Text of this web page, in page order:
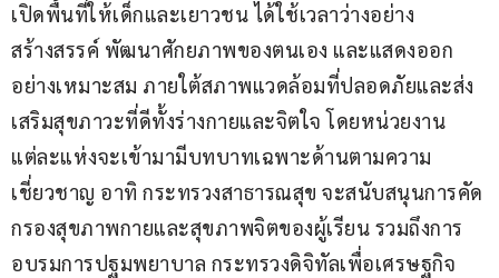
เปิดพื้นที่ให้เด็กและเยาวชน ได้ใช้เวลาว่างอย่าง
สร้างสรรค์ พัฒนาศักยภาพของตนเอง และแสดงออก
อย่างเหมาะสม ภายใต้สภาพแวดล้อมที่ปลอดภัยและส่ง
เสริมสุขภาวะที่ดีทั้งร่างกายและจิตใจ โดยหน่วยงาน
แต่ละแห่งจะเข้ามามีบทบาทเฉพาะด้านตามความ
เชี่ยวชาญ อาทิ กระทรวงสาธารณสุข จะสนับสนุนการคัด
กรองสุขภาพกายและสุขภาพจิตของผู้เรียน รวมถึงการ
อบรมการปฐมพยาบาล กระทรวงดิจิทัลเพื่อเศรษฐกิจ